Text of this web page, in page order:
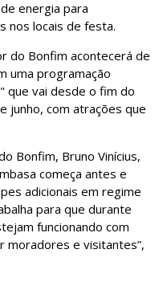
energia para
nos locais de festa.
do Bonfim acontecerá de
uma programação
que vai desde o fim do
junho, com atrações que
Bonfim, Bruno Vinícius,
começa antes e
adicionais em regime
para que durante
funcionando com
moradores e visitantes”,